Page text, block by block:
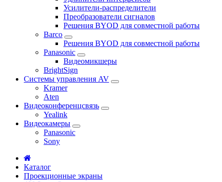
Усилители-распределители
Преобразователи сигналов
Решения BYOD для совместной работы
Barco
Решения BYOD для совместной работы
Panasonic
Видеомикшеры
BrightSign
Системы управления AV
Kramer
Aten
Видеоконференцсвязь
Yealink
Видеокамеры
Panasonic
Sony
Каталог
Проекционные экраны